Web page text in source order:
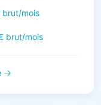
mois
brut/mois
→